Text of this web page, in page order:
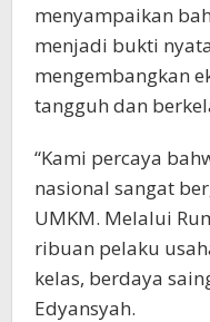
menyampaikan
menjadi bukti
mengembangkan
tangguh dan
“Kami percaya
nasional sangat
UMKM. Melalui
ribuan pelaku
kelas, berdaya
Edyansyah.